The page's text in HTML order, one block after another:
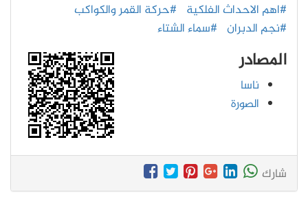
#اهم الاحداث الفلكية #حركة القمر والكواكب
#نجم الدبران #سماء الشتاء
المصادر
ناسا
الصورة
شارك